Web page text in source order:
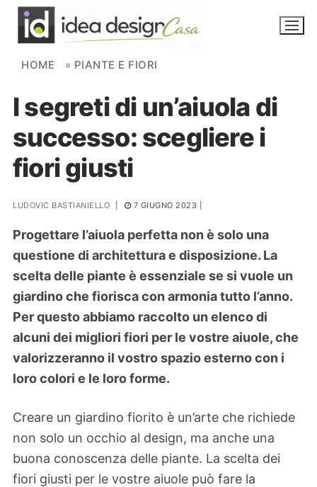
Skip to content
NOVITÀ
AMBIENTI
FAI DA TE
PIANTE
Ortaggio
Search for:
HOME » PIANTE E FIORI
I segreti di un’aiuola di
successo: scegliere i
fiori giusti
LUDOVIC BASTIANIELLO 7 GIUGNO 2023
Progettare l’aiuola perfetta non è solo una
questione di architettura e disposizione. La
scelta delle piante è essenziale se si vuole un
giardino che fiorisca con armonia tutto l’anno.
Per questo abbiamo raccolto un elenco di
alcuni dei migliori fiori per le vostre aiuole, che
valorizzeranno il vostro spazio esterno con i
loro colori e le loro forme.
Creare un giardino fiorito è un’arte che richiede
non solo un occhio al design, ma anche una
buona conoscenza delle piante. La scelta dei
fiori giusti per le vostre aiuole può fare la